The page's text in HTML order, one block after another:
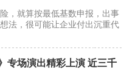
，就算按最低基数申报，出事
法，很可能让企业付出沉重代
专场演出精彩上演 近三千